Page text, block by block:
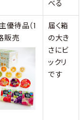
べる
優待品（1
販売
届く箱
の大き
さにビ
ックリ
です